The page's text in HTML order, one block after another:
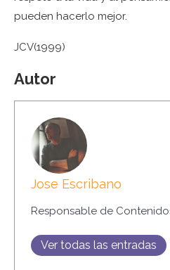
pueden hacerlo mejor.
JCV(1999)
Autor
Jose Escribano
Responsable de
Ver todas las entradas